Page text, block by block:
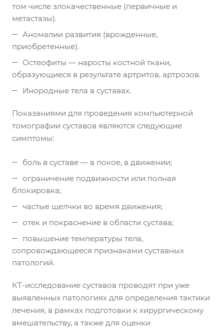
том числе злокачественные (первичные и
метастазы).
Аномалии развития (врожденные,
приобретенные).
Остеофиты — наросты костной ткани,
образующиеся в результате артритов, артрозов.
Инородные тела в суставах.
Показаниями для проведения компьютерной
томографии суставов являются следующие
симптомы:
боль в суставе — в покое, в движении;
ограничение подвижности или полная
блокировка;
частые щелчки во время движения;
отек и покраснение в области сустава;
повышение температуры тела,
сопровождающееся признаками суставных
патологий.
КТ-исследование суставов проводят при уже
выявленных патологиях для определения тактики
лечения, в рамках подготовки к хирургическому
вмешательству, а также для оценки